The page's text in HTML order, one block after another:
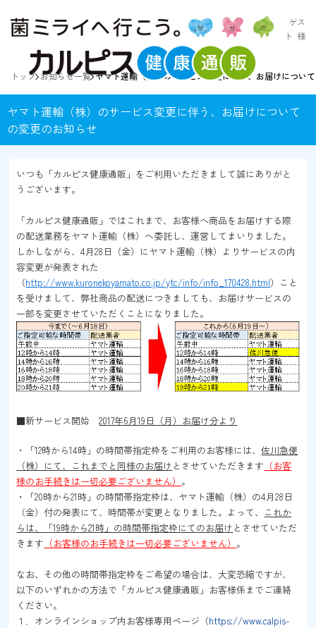
ゲス
ト 様
トップ お知らせ一覧 ヤマト運輸（株）のサービス変更に伴う、お届けについ
ヤマト運輸（株）のサービス変更に伴う、お届けについて
の変更のお知らせ
いつも「カルピス健康通販」をご利用いただきまして誠にありがと
うございます。
「カルピス健康通販」ではこれまで、お客様へ商品をお届けする際
の配送業務をヤマト運輸（株）へ委託し、運営してまいりました。
しかしながら、4月28日（金）にヤマト運輸（株）よりサービスの内
容変更が発表された
（http://www.kuronekoyamato.co.jp/ytc/info/info_170428.html）こと
を受けまして、弊社商品の配送につきましても、お届けサービスの
一部を変更させていただくことになりました。
■新サービス開始2017年6月19日（月）お届け分より
・「12時から14時」の時間帯指定枠をご利用のお客様には、佐川急便
（株）にて、これまでと同様のお届け とさせていただきます （お客
様のお手続きは一切必要ございません） 。
・「20時から21時」の時間帯指定枠は、ヤマト運輸（株）の4月28日
（金）付の発表にて、時間帯が変更となりました。よって、 これか
らは、「19時から21時」の時間帯指定枠にてのお届け とさせていただ
きます （お客様のお手続きは一切必要ございません） 。
なお、その他の時間帯指定枠をご希望の場合は、大変恐縮ですが、
以下のいずれかの方法で「カルピス健康通販」お客様係までご連絡
ください。
１．オンラインショップ内お客様専用ページ（https://www.calpis-